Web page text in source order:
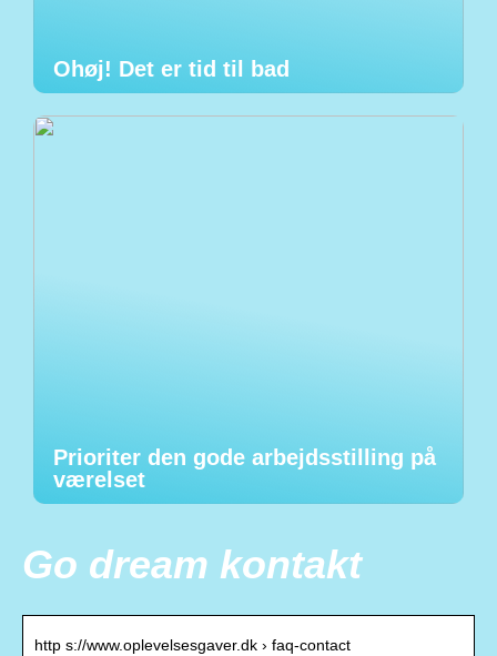
Ohøj! Det er tid til bad
Prioriter den gode arbejdsstilling på
værelset
Go dream kontakt
http s://www.oplevelsesgaver.dk › faq-contact